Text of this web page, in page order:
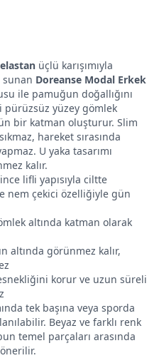
üçlü karışımıyla
sunan Doreanse Modal Erkek
ile pamuğun doğallığını
pürüzsüz yüzey gömlek
bir katman oluşturur. Slim
hareket sırasında
U yaka tasarımı
kalır.
lifli yapısıyla ciltte
nem çekici özelliğiyle gün
altında katman olarak
altında görünmez kalır,
esnekliğini korur ve uzun süreli
tek başına veya sporda
Beyaz ve farklı renk
temel parçaları arasında